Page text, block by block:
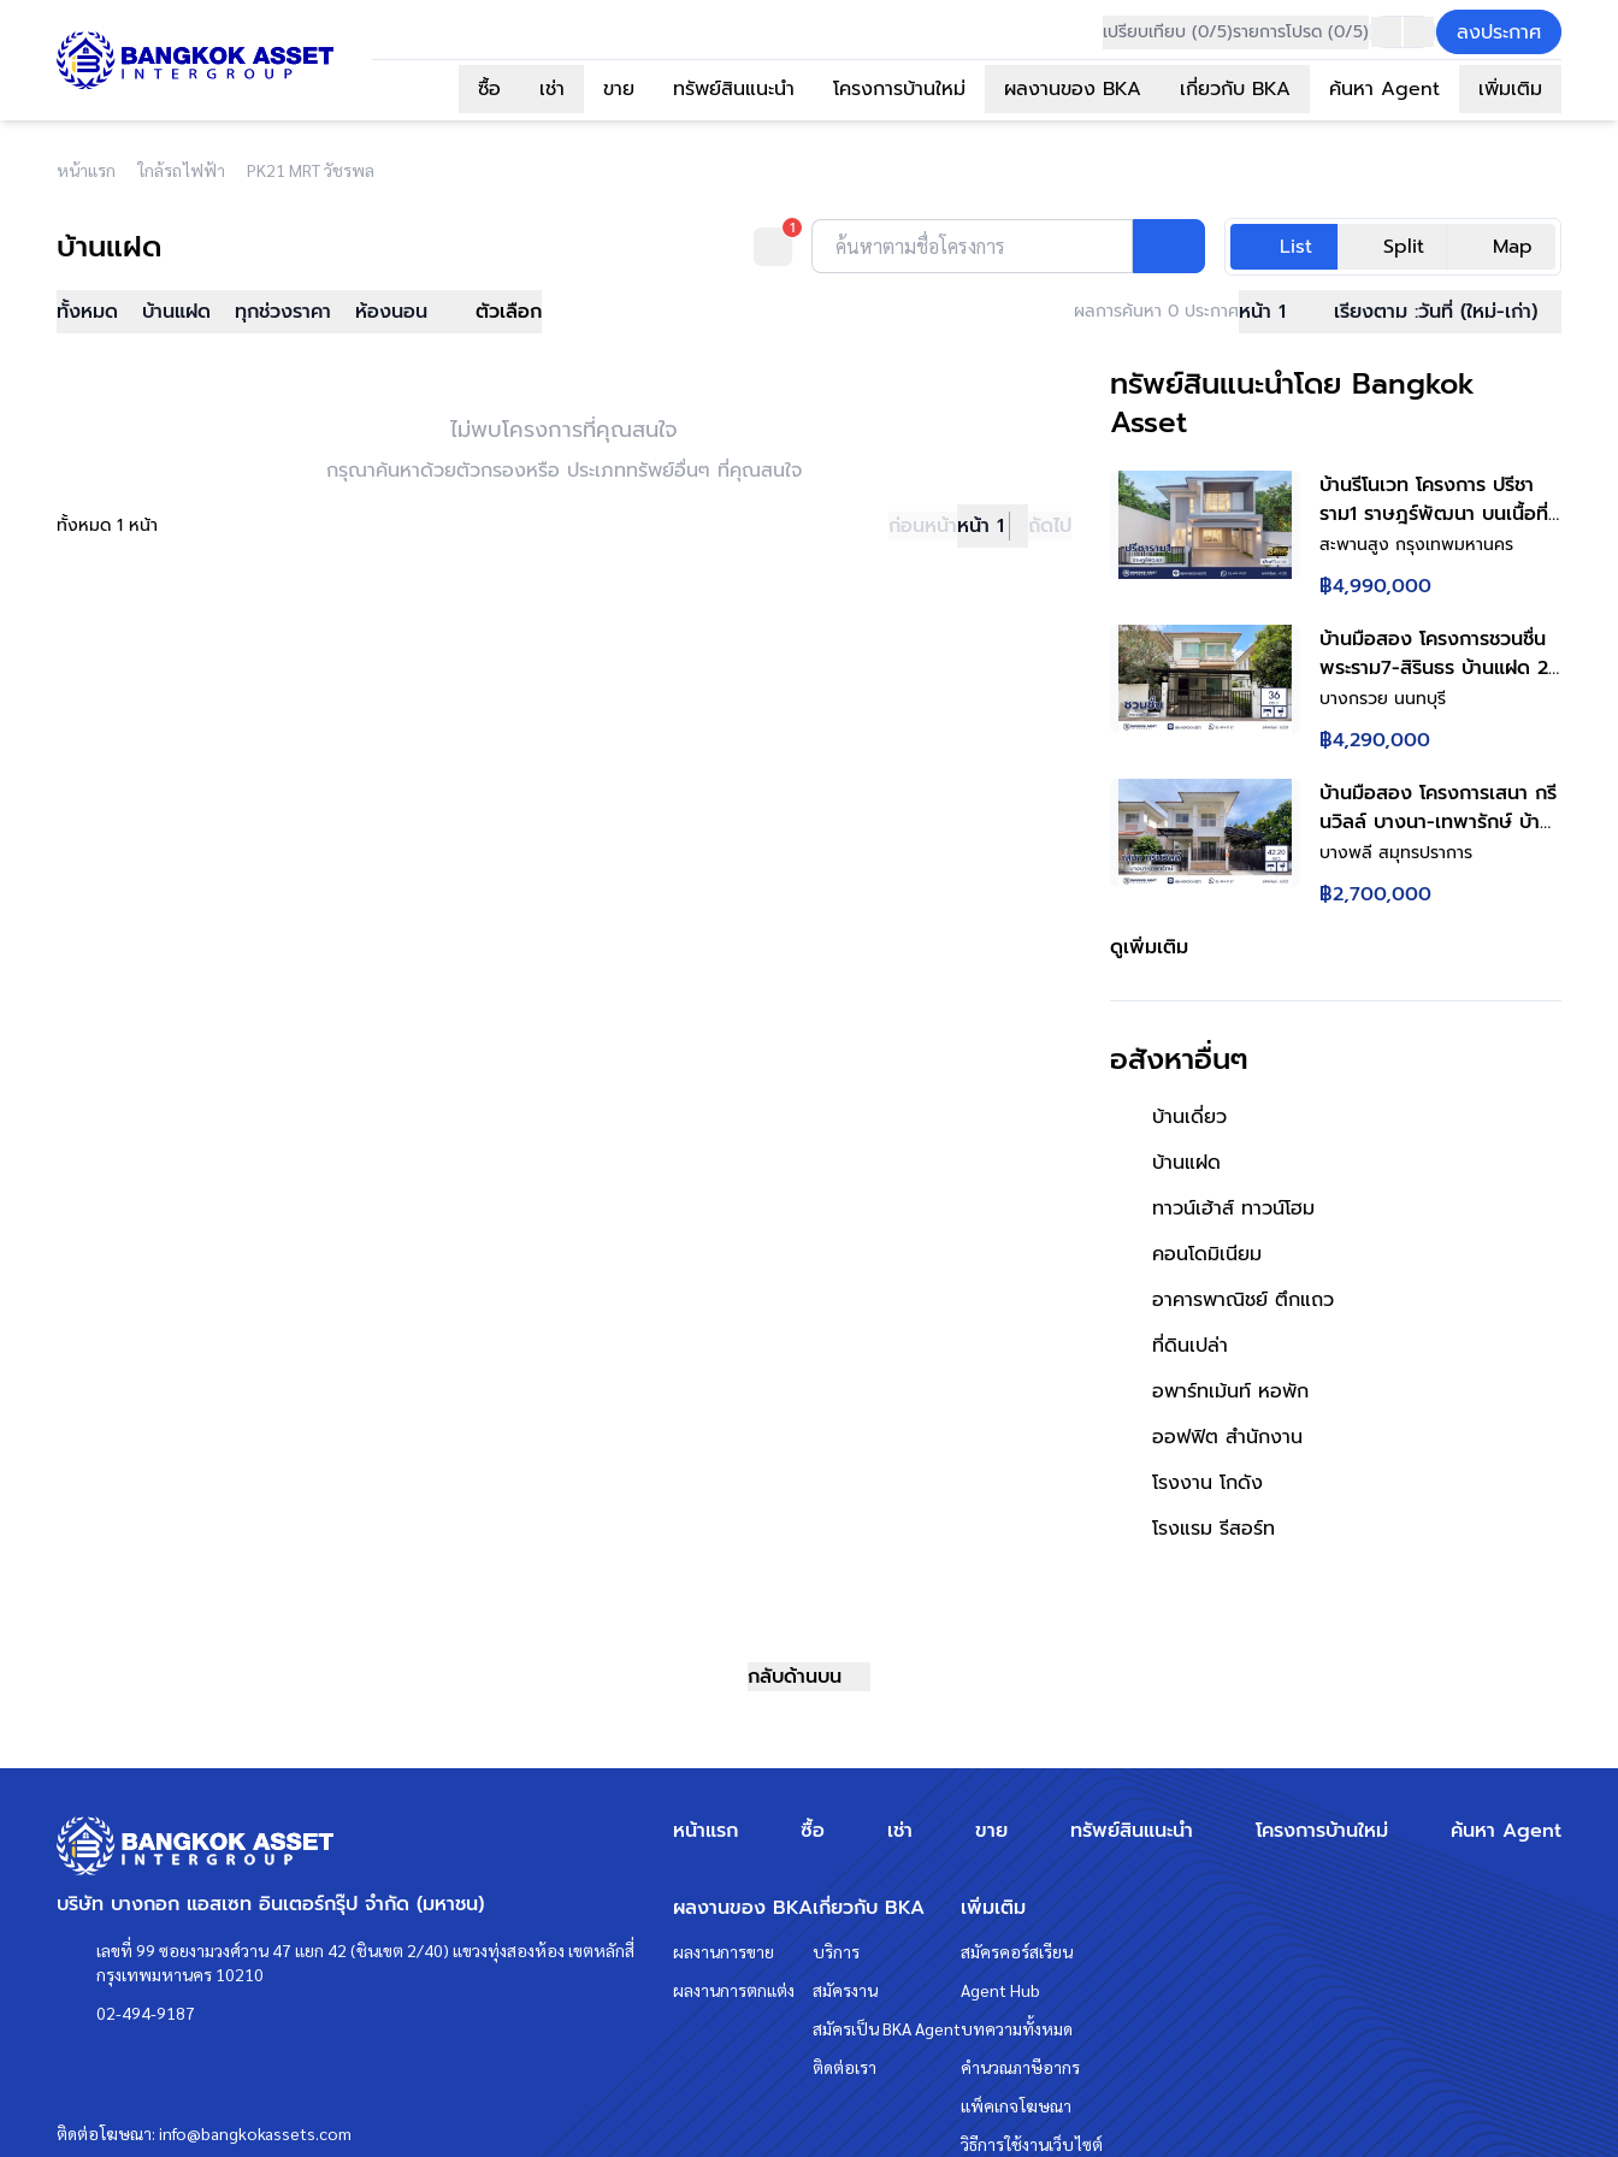
เปรียบเทียบ (0/5)รายการโปรด (0/5)
ลงประกาศ
ซื้อ
เช่า ขาย ทรัพย์สินแนะนำ โครงการบ้านใหม่ ผลงานของ BKA เกี่ยวกับ BKA ค้นหา Agent เพิ่มเติม
หน้าแรก ใกล้รถไฟฟ้า PK21 MRT วัชรพล
บ้านแฝด 1
ค้นหาตามชื่อโครงการ List Split Map
ทั้งหมด บ้านแฝด ทุกช่วงราคา ห้องนอน ตัวเลือก ผลการค้นหา 0 ประกาศหน้า 1 เรียงตาม :วันที่ (ใหม่-เก่า)
ไม่พบโครงการที่คุณสนใจ
กรุณาค้นหาด้วยตัวกรองหรือ ประเภททรัพย์อื่นๆ ที่คุณสนใจ
ทั้งหมด 1 หน้า ก่อนหน้าหน้า 1 ถัดไป
ทรัพย์สินแนะนำโดย Bangkok
Asset
บ้านรีโนเวท โครงการ ปรีชา
ราม1 ราษฎร์พัฒนา บนเนื้อที่
43.5 ตร.ว. พื้นที่ใช้สอย
150.86 ตร.ม. ฟังก์ชันการใช้
งาน 4 ห้องนอน 3 ห้องน้ำ
จอดรถได้ 2 คัน เชื่อมต่อถนน
รามคำแหง ใกล้สนามบิน
สุวรรณภูมิ, ทางด่วนกาญจนา
สะพานสูง กรุงเทพมหานคร
฿4,990,000
บ้านมือสอง โครงการชวนชื่น
พระราม7-สิรินธร บ้านแฝด 2
ชั้น 3 ห้องนอน 2 ห้องน้ำ
จอดรถ 2 คัน พื้นที่ใช้สอย
150 ตร.ม. ทำเลบางกรวย ใกล้
ทางด่วนศรีรัช เข้าเมืองสะดวก
พร้อมเข้าอยู่
บางกรวย นนทบุรี
฿4,290,000
บ้านมือสอง โครงการเสนา กรี
นวิลล์ บางนา-เทพารักษ์ บ้าน
แฝด 2 ชั้น พร้อมอยู่ ฟังก์ชัน
ครบสำหรับครอบครัว 3 ห้อง
นอน 3 ห้องน้ำ จอดรถ 2 คัน
เทพารักษ์ ทางด่วนบูรพาวิถี
บางพลี สมุทรปราการ
฿2,700,000
ดูเพิ่มเติม
อสังหาอื่นๆ
บ้านเดี่ยว
บ้านแฝด
ทาวน์เฮ้าส์ ทาวน์โฮม
คอนโดมิเนียม
อาคารพาณิชย์ ตึกแถว
ที่ดินเปล่า
อพาร์ทเม้นท์ หอพัก
ออฟฟิต สำนักงาน
โรงงาน โกดัง
โรงแรม รีสอร์ท
กลับด้านบน
บริษัท บางกอก แอสเซท อินเตอร์กรุ๊ป จำกัด (มหาชน)
เลขที่ 99 ซอยงามวงศ์วาน 47 แยก 42 (ชินเขต 2/40) แขวงทุ่งสองห้อง เขตหลักสี่
กรุงเทพมหานคร 10210
02-494-9187
ติดต่อโฆษณา: info@bangkokassets.com
หน้าแรก ซื้อ เช่า ขาย ทรัพย์สินแนะนำ โครงการบ้านใหม่ ค้นหา Agent
ผลงานของ BKA
ผลงานการขาย
ผลงานการตกแต่ง
เกี่ยวกับ BKA
บริการ
สมัครงาน
สมัครเป็น BKA Agent
ติดต่อเรา
เพิ่มเติม
สมัครคอร์สเรียน
Agent Hub
บทความทั้งหมด
คำนวณภาษีอากร
แพ็คเกจโฆษณา
วิธีการใช้งานเว็บไซต์